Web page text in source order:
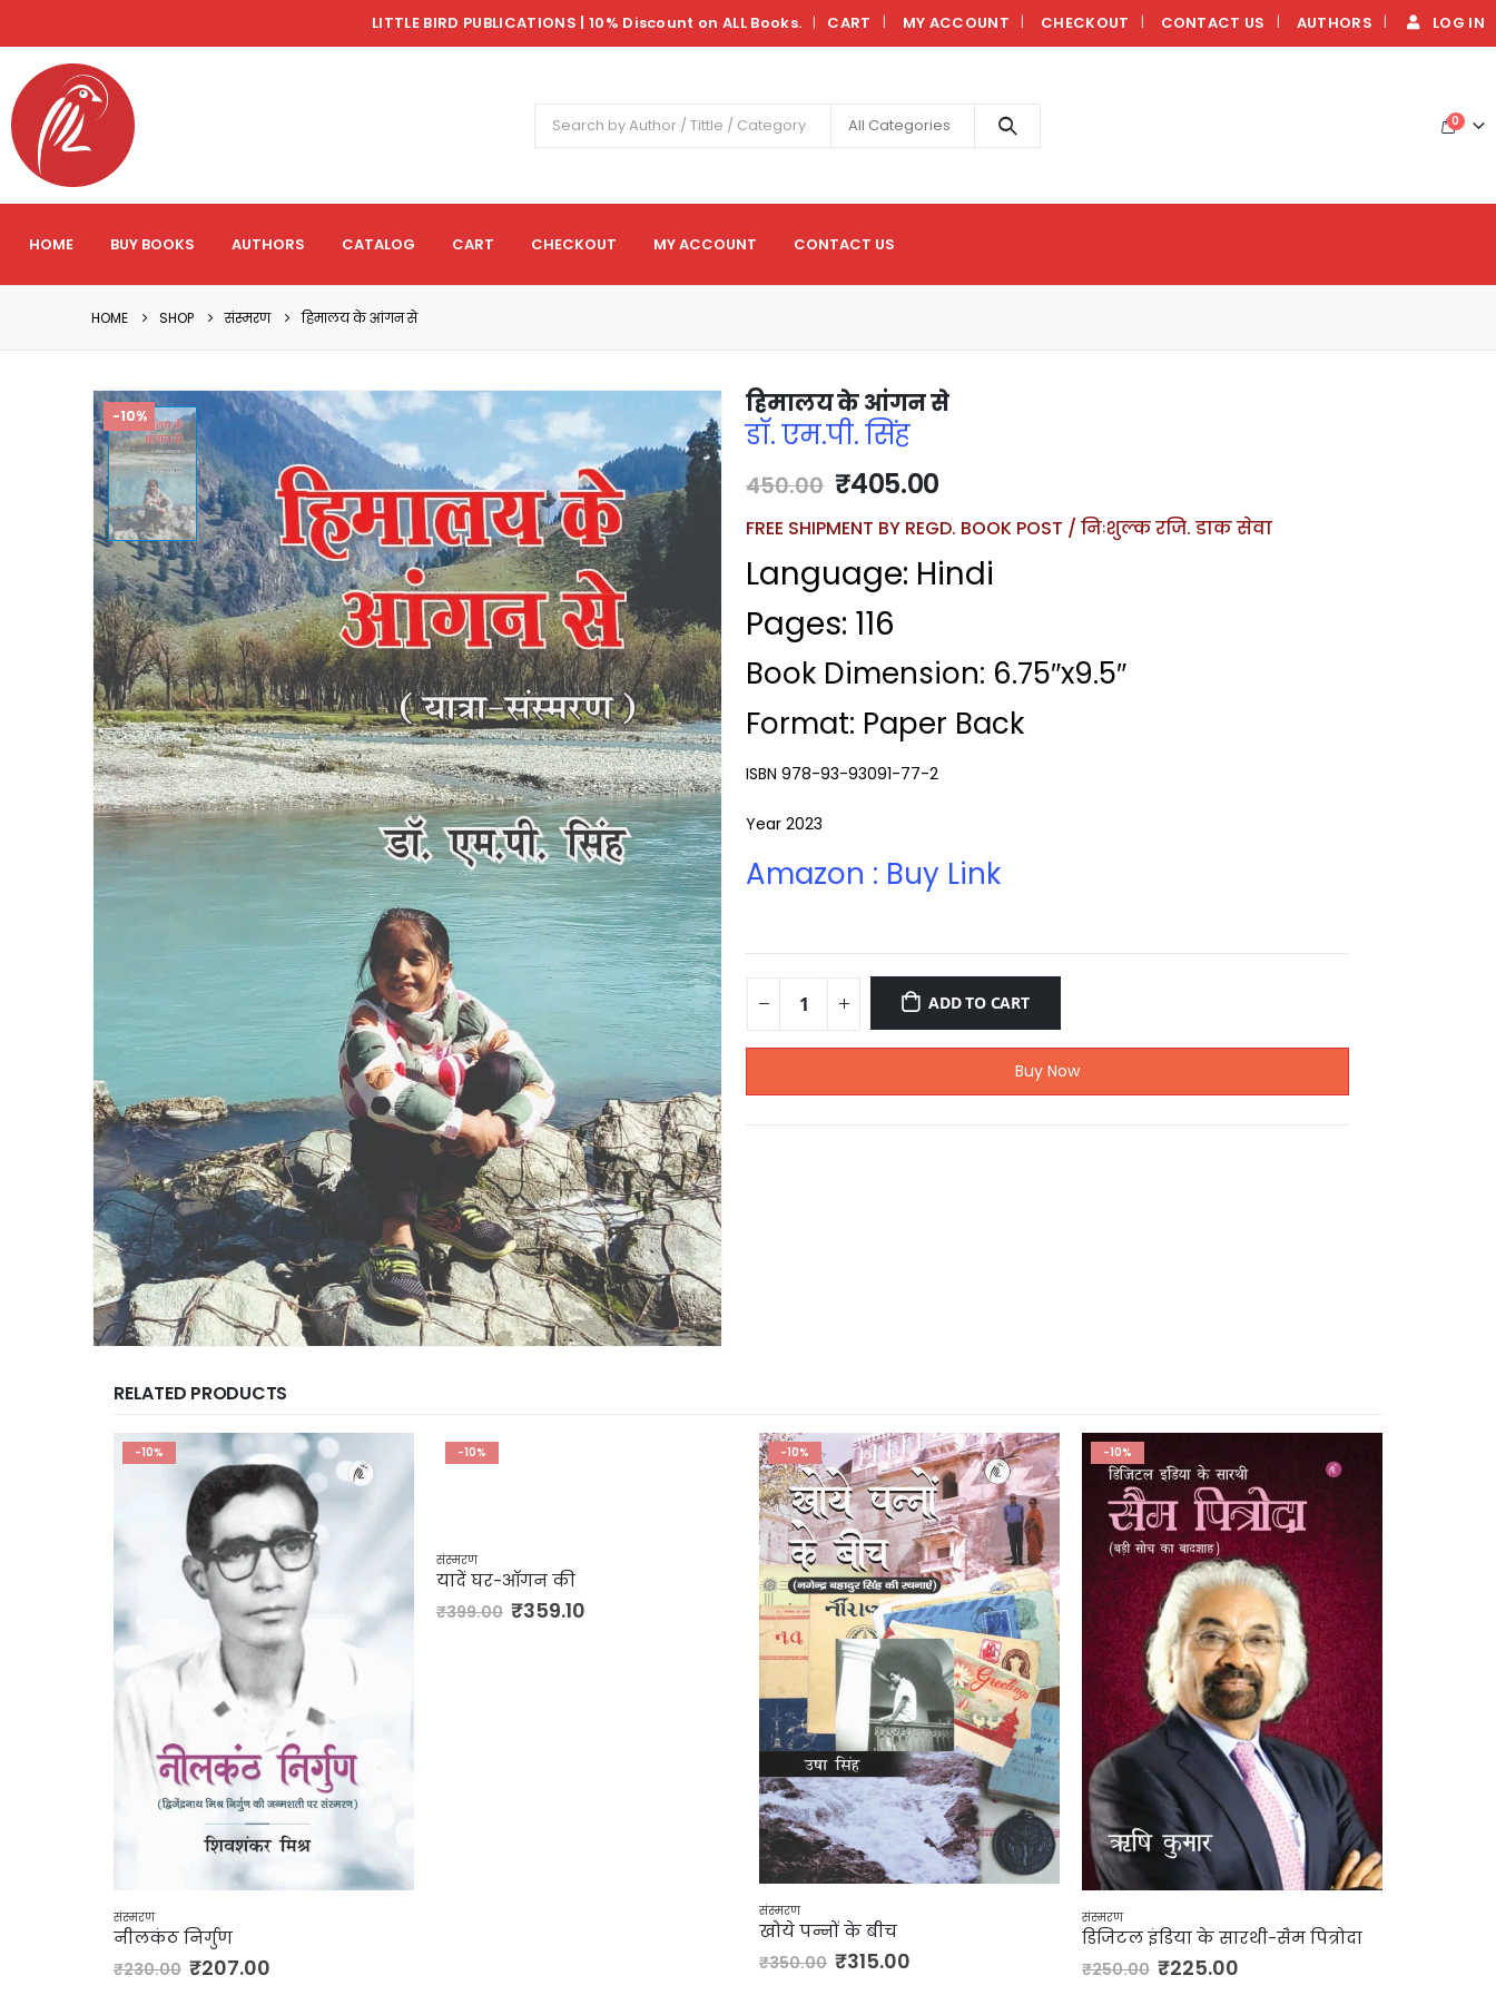
LITTLE BIRD PUBLICATIONS | 10% Discount on ALL Books. | CART MY ACCOUNT CHECKOUT CONTACT US AUTHORS LOG IN
All Categories 0
HOME BUY BOOKS AUTHORS CATALOG CART CHECKOUT MY ACCOUNT CONTACT US
HOME SHOP संस्मरण हिमालय के आंगन से
-10% हिमालय के आंगन से
डॉ. एम.पी. सिंह
450.00 ₹405.00
FREE SHIPMENT BY REGD. BOOK POST / निःशुल्क रजि. डाक सेवा
Language: Hindi
Pages: 116
Book Dimension: 6.75″x9.5″
Format: Paper Back
ISBN 978-93-93091-77-2
Year 2023
Amazon : Buy Link
ADD TO CART
Buy Now
RELATED PRODUCTS
-10%
संस्मरण
नीलकंठ निर्गुण
₹230.00 ₹207.00
-10%
संस्मरण
यादें घर-आँगन की
₹399.00 ₹359.10
-10%
संस्मरण
खोये पन्नों के बीच
₹350.00 ₹315.00
-10%
संस्मरण
डिजिटल इंडिया के सारथी-सैम पित्रोदा
₹250.00 ₹225.00